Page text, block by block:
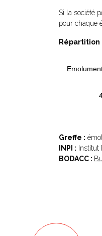
Si la société
pour chaque
Greffe :
INPI :
BODACC :